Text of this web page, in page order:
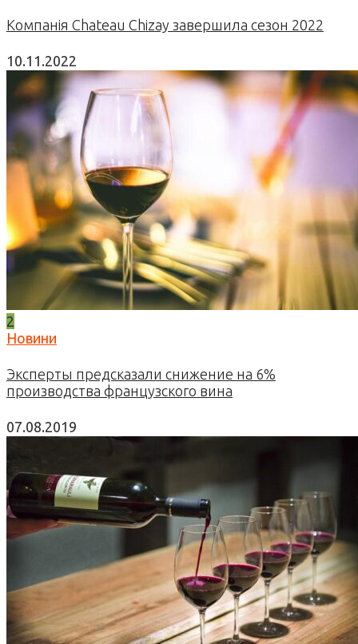
Компанія Chateau Chizay завершила сезон 2022
10.11.2022
2
Новини
Эксперты предсказали снижение на 6%
производства французского вина
07.08.2019